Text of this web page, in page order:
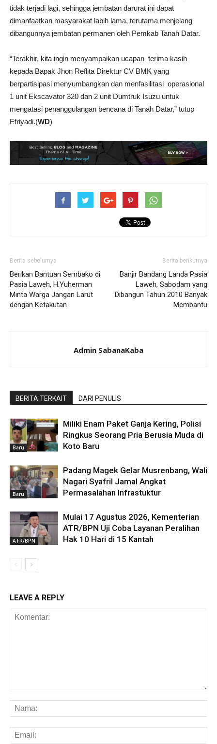
tidak terjadi lagi, sehingga jembatan darurat ini dapat
dimanfaatkan masyarakat labih lama, terutama menjelang
dibangunnya jembatan permanen oleh Pemkab Tanah Datar.
“Terakhir, kita ingin menyampaikan ucapan terima kasih
kepada Bapak Jhon Reflita Direktur CV BMK yang
berpartisipasi menyumbangkan dan menfasilitasi operasional
1 unit Ekscavator 320 dan 2 unit Dumtruk Isuzu untuk
mengatasi penanggulangan bencana di Tanah Datar,” tutup
Efriyadi.(WD)
Berita sebelumya
Berikan Bantuan Sembako di
Pasia Laweh, H.Yuherman
Minta Warga Jangan Larut
dengan Ketakutan
Berita berikutnya
Banjir Bandang Landa Pasia
Laweh, Sabodam yang
Dibangun Tahun 2010 Banyak
Membantu
Admin SabanaKaba
BERITA TERKAIT DARI PENULIS
Baru
Miliki Enam Paket Ganja Kering, Polisi
Ringkus Seorang Pria Berusia Muda di
Koto Baru
Baru
Padang Magek Gelar Musrenbang, Wali
Nagari Syafril Jamal Angkat
Permasalahan Infrastuktur
ATR/BPN
Mulai 17 Agustus 2026, Kementerian
ATR/BPN Uji Coba Layanan Peralihan
Hak 10 Hari di 15 Kantah
LEAVE A REPLY